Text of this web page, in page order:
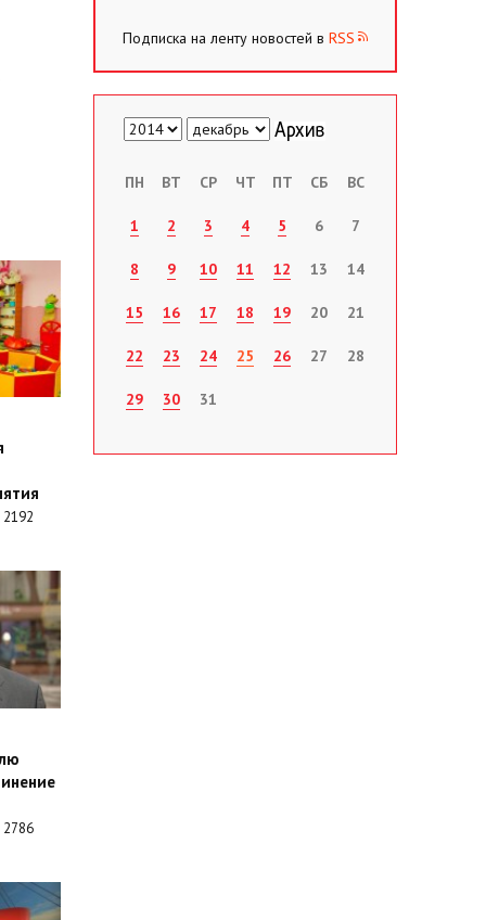
2192
2786
Подписка на ленту новостей в RSS
ПН ВТ СР ЧТ ПТ СБ ВС
1 2 3 4 5 6 7
8 9 10 11 12 13 14
15 16 17 18 19 20 21
22 23 24 25 26 27 28
29 30 31